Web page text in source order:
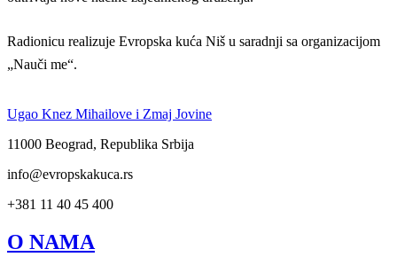
Radionicu realizuje Evropska kuća Niš u saradnji sa organizacijom
„Nauči me“.
Ugao Knez Mihailove i Zmaj Jovine
11000 Beograd, Republika Srbija
info@evropskakuca.rs
+381 11 40 45 400
O NAMA